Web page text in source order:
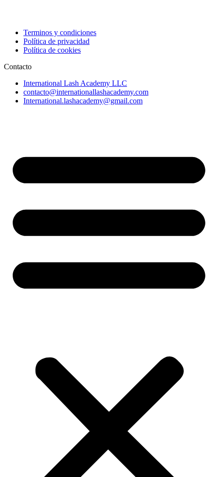
Terminos y condiciones
Política de privacidad
Política de cookies
Contacto
International Lash Academy LLC
contacto@internationallashacademy.com
International.lashacademy@gmail.com